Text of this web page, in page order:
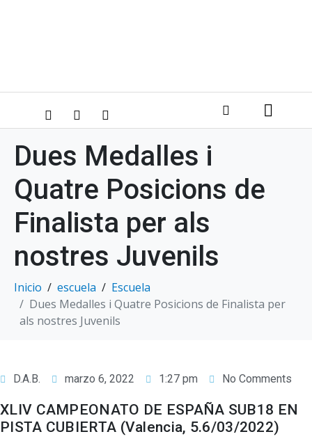
Dues Medalles i
Quatre Posicions de
Finalista per als
nostres Juvenils
Inicio escuela
Escuela
Dues Medalles i Quatre Posicions de Finalista per
als nostres Juvenils
D.A.B. marzo 6, 2022 1:27 pm No Comments
XLIV CAMPEONATO DE ESPAÑA SUB18 EN
PISTA CUBIERTA (Valencia, 5.6/03/2022)